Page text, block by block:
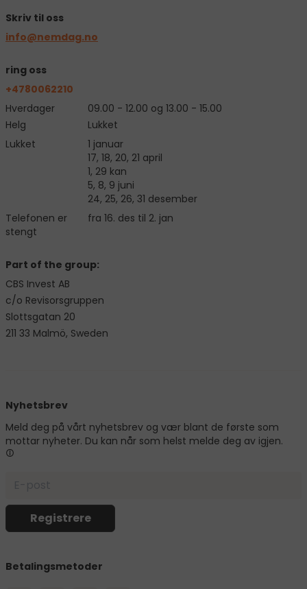
Skriv til oss
info@nemdag.no
ring oss
+4780062210
Hverdager
09.00 - 12.00 og 13.00 - 15.00
Helg
Lukket
Lukket
Telefonen er
stengt
1 januar
17, 18, 20, 21 april
1, 29 kan
5, 8, 9 juni
24, 25, 26, 31 desember
fra 16. des til 2. jan
Part of the group:
CBS Invest AB
c/o Revisorsgruppen
Slottsgatan 20
211 33 Malmö, Sweden
Nyhetsbrev
Meld deg på vårt nyhetsbrev og vær blant de første som
mottar nyheter. Du kan når som helst melde deg av igjen.
Betalingsmetoder